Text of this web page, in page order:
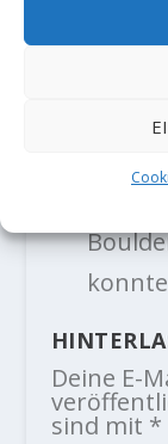
Video:
die 5.
Deine E-
sind mit *